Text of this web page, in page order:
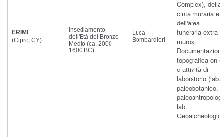
ERIMI
(Cipro, CY)
Insediamento
dell'Età del Bronzo
Medio (ca. 2000-
1600 BC)
Luca
Bombardieri
Complex),
cinta muraria e
dell'area
funeraria extra-
muros.
topografica
e attività di
laboratorio (lab.
paleobotanico,
lab.